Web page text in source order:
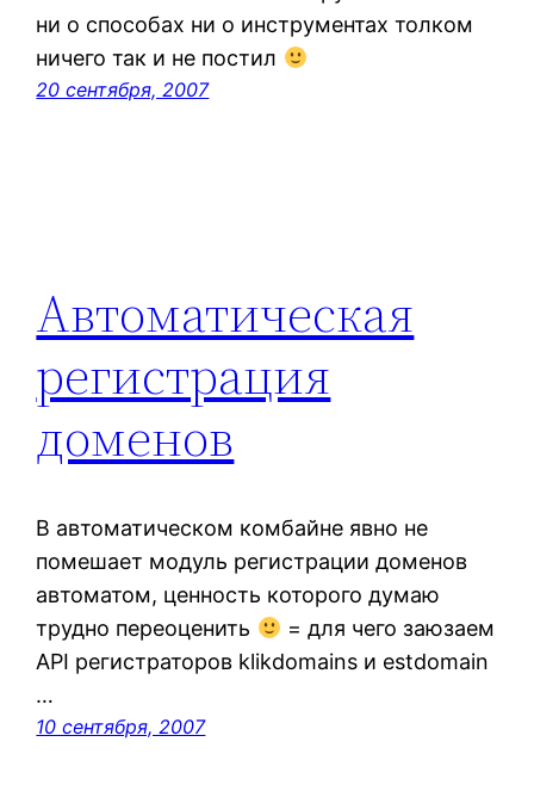
ни о способах ни о инструментах толком
ничего так и не постил
20 сентября, 2007
Автоматическая
регистрация
доменов
В автоматическом комбайне явно не
помешает модуль регистрации доменов
автоматом, ценность которого думаю
трудно переоценить
= для чего заюзаем
API регистраторов klikdomains и estdomain
…
10 сентября, 2007